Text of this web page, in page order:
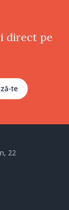
direct pe
te
22